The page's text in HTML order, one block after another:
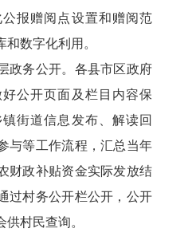
报赠阅点设置和赠阅范
数字化利用。
务公开。各县市区政府
公开页面及栏目内容保
街道信息发布、解读回
与等工作流程，汇总当年
财政补贴资金实际发放结
过村务公开栏公开，公开
村民查询。